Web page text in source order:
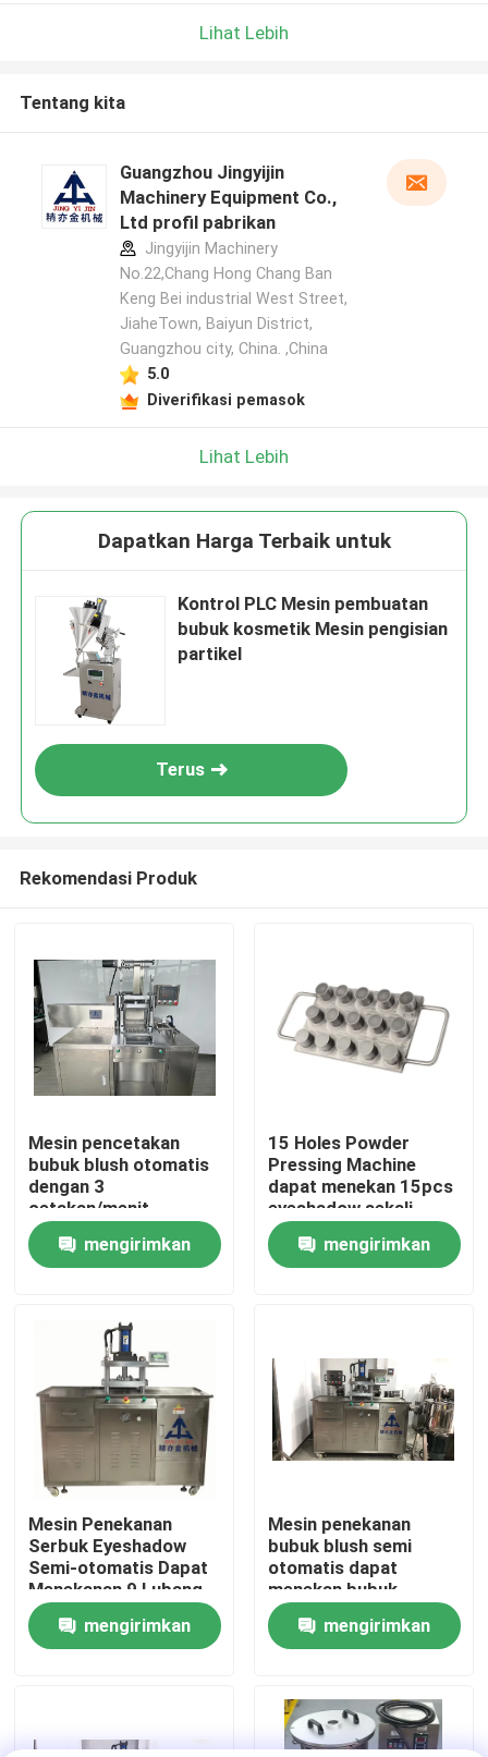
Produk
Video
Tentang kita
Wisata pabrik
Kontrol kualitas
Quote request suatu
Lini Produksi Lipstik
Mesin Pengisi Mascara
Lihat Lebih
Tentang kita
Guangzhou Jingyijin
Machinery Equipment Co.,
Ltd profil pabrikan
Jingyijin Machinery
No.22,Chang Hong Chang Ban
Keng Bei industrial West Street,
JiaheTown, Baiyun District,
Guangzhou city, China. ,China
5.0
Diverifikasi pemasok
Lihat Lebih
Dapatkan Harga Terbaik untuk
Kontrol PLC Mesin pembuatan
bubuk kosmetik Mesin pengisian
partikel
Terus
Rekomendasi Produk
Mesin pencetakan
bubuk blush otomatis
dengan 3
cetakan/menit
mengirimkan
15 Holes Powder
Pressing Machine
dapat menekan 15pcs
eyeshadow sekali
waktu
mengirimkan
Mesin Penekanan
Serbuk Eyeshadow
Semi-otomatis Dapat
Menekanan 9 Lubang
mengirimkan
Mesin penekanan
bubuk blush semi
otomatis dapat
menekan bubuk
mengirimkan